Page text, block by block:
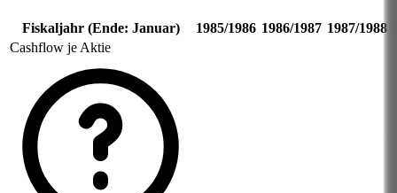
Fiskaljahr (Ende: Januar) 1985/1986 1986/1987 1987/1988
Cashflow je Aktie